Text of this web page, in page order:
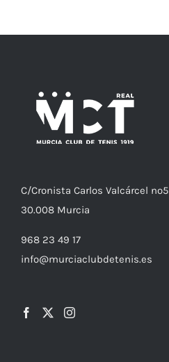
C/Cronista Carlos Valcárcel nº5
30.008 Murcia
968 23 49 17
info@murciaclubdetenis.es